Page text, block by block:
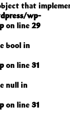
that
wp-
on line 29
bool in
on line 31
null in
on line 31